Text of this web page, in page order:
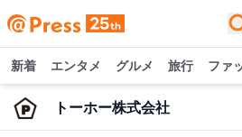
新着 エンタメ グルメ 旅行 ファ
トーホー株式会社